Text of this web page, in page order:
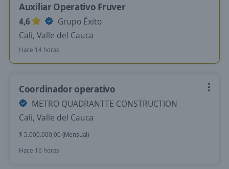
Auxiliar Operativo Fruver
4,6
Grupo Éxito
Cali, Valle del Cauca
Hace 14 horas
Coordinador operativo
METRO QUADRANTTE CONSTRUCTION
Cali, Valle del Cauca
$ 5.000.000,00 (Mensual)
Hace 16 horas